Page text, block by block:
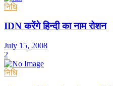
निधि
IDN करेंगे हिन्दी का नाम रोशन
July 15, 2008
2
निधि